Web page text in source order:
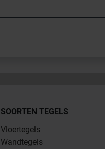
SOORTEN TEGELS
Vloertegels
Wandtegels